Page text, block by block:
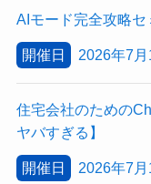
AIモード完全攻略セ
開催日 2026年7
住宅会社のための
ヤバすぎる】
開催日 2026年7